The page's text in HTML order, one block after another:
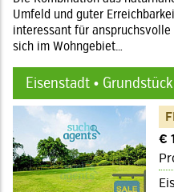
Umfeld und guter
interessant für
sich im Wohngebiet…
Eisenstadt • Grundstück
€